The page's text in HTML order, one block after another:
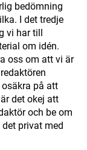
bedömning
I det tredje
vi har till
om idén.
oss om att vi är
på att
det okej att
och be om
privat med